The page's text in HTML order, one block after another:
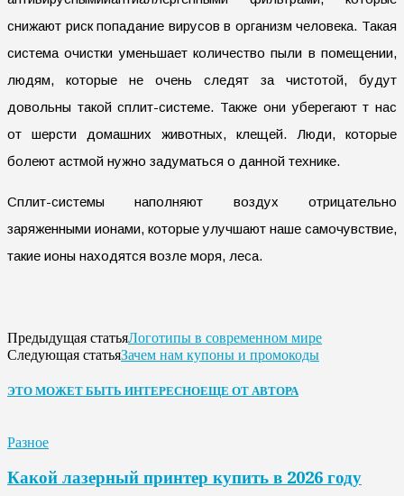
снижают риск попадание вирусов в организм человека. Такая
система очистки уменьшает количество пыли в помещении,
людям, которые не очень следят за чистотой, будут
довольны такой сплит-системе. Также они уберегают т нас
от шерсти домашних животных, клещей. Люди, которые
болеют астмой нужно задуматься о данной технике.
Сплит-системы наполняют воздух отрицательно
заряженными ионами, которые улучшают наше самочувствие,
такие ионы находятся возле моря, леса.
Предыдущая статьяЛоготипы в современном мире
Следующая статьяЗачем нам купоны и промокоды
ЭТО МОЖЕТ БЫТЬ ИНТЕРЕСНОЕЩЕ ОТ АВТОРА
Разное
Какой лазерный принтер купить в 2026 году